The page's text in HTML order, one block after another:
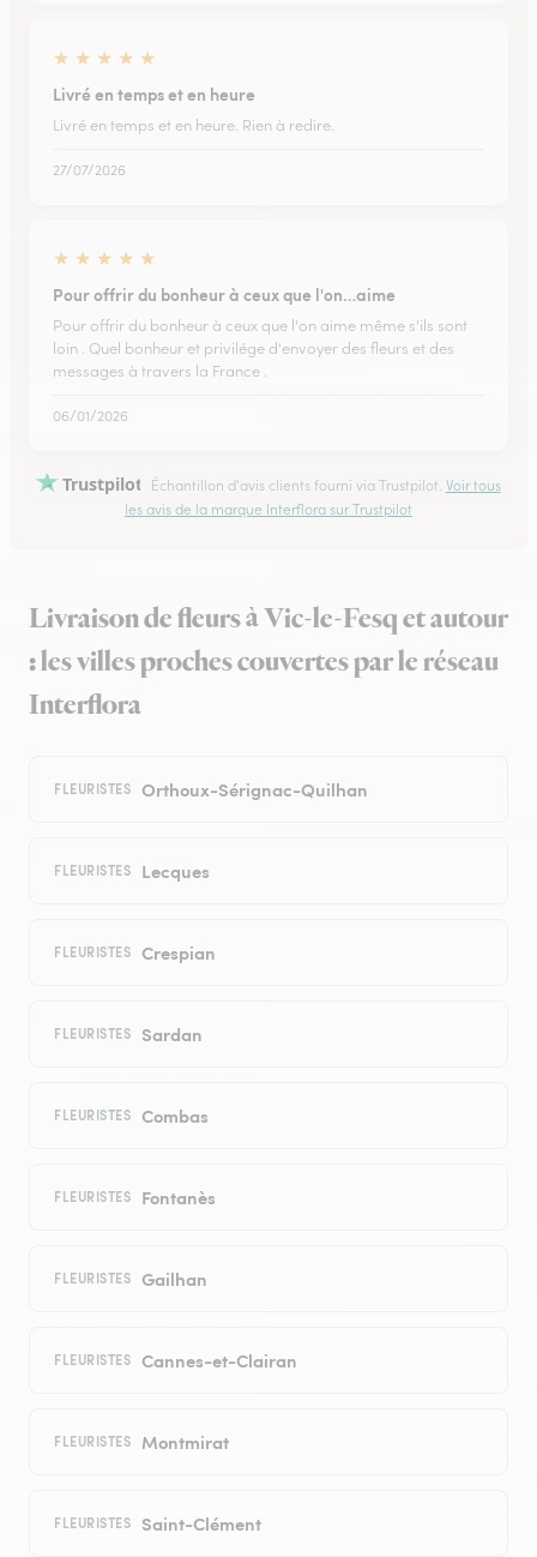
★ ★ ★ ★ ★
Livré en temps et en heure
Livré en temps et en heure. Rien à redire.
27/07/2026
★ ★ ★ ★ ★
Pour offrir du bonheur à ceux que l'on…aime
Pour offrir du bonheur à ceux que l'on aime même s'ils sont
loin . Quel bonheur et privilége d'envoyer des fleurs et des
messages à travers la France .
06/01/2026
Trustpilot Échantillon d'avis clients fourni via Trustpilot. Voir tous
les avis de la marque Interflora sur Trustpilot
Livraison de fleurs à Vic-le-Fesq et autour
: les villes proches couvertes par le réseau
Interflora
FLEURISTES Orthoux-Sérignac-Quilhan
FLEURISTES Lecques
FLEURISTES Crespian
FLEURISTES Sardan
FLEURISTES Combas
FLEURISTES Fontanès
FLEURISTES Gailhan
FLEURISTES Cannes-et-Clairan
FLEURISTES Montmirat
FLEURISTES Saint-Clément